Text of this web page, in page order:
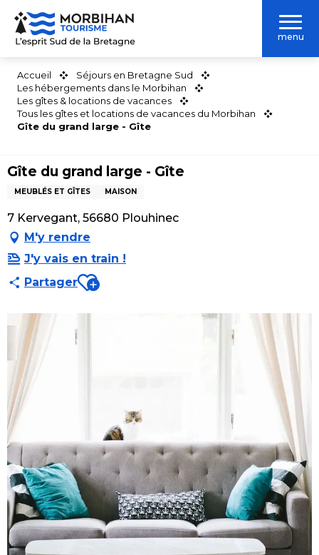
Aller
contenu
menu
Accueil
Séjours en Bretagne Sud
Les hébergements dans le Morbihan
Les gîtes & locations de vacances
Tous les gîtes et locations de vacances du Morbihan
Gîte du grand large - Gîte
Gîte du grand large - Gîte
MEUBLÉS ET GÎTES MAISON
7 Kervegant, 56680 Plouhinec
M'y rendre
J'y vais en train !
PartagerAjouter aux favoris